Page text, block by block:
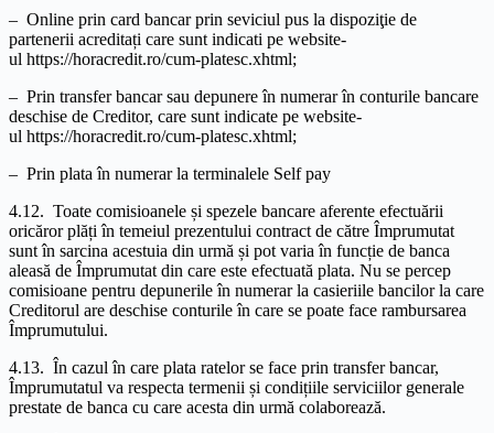
– Online prin card bancar prin seviciul pus la dispoziţie de
partenerii acreditați care sunt indicati pe website-
ul https://horacredit.ro/cum-platesc.xhtml;
– Prin transfer bancar sau depunere în numerar în conturile bancare
deschise de Creditor, care sunt indicate pe website-
ul https://horacredit.ro/cum-platesc.xhtml;
– Prin plata în numerar la terminalele Self pay
4.12. Toate comisioanele și spezele bancare aferente efectuării
oricăror plăți în temeiul prezentului contract de către Împrumutat
sunt în sarcina acestuia din urmă și pot varia în funcție de banca
aleasă de Împrumutat din care este efectuată plata. Nu se percep
comisioane pentru depunerile în numerar la casieriile bancilor la care
Creditorul are deschise conturile în care se poate face rambursarea
Împrumutului.
4.13. În cazul în care plata ratelor se face prin transfer bancar,
Împrumutatul va respecta termenii și condițiile serviciilor generale
prestate de banca cu care acesta din urmă colaborează.